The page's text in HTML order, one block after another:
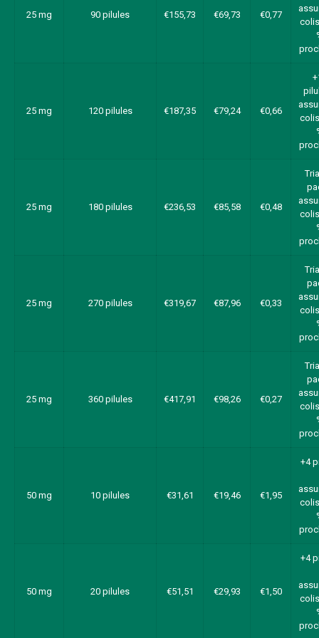
25 mg 90 pilules €155,73 €69,73 €0,77
25 mg 120 pilules €187,35 €79,24 €0,66
25 mg 180 pilules €236,53 €85,58 €0,48
25 mg 270 pilules €319,67 €87,96 €0,33
25 mg 360 pilules €417,91 €98,26 €0,27
50 mg 10 pilules €31,61 €19,46 €1,95
+4
50 mg 20 pilules €51,51 €29,93 €1,50
+4